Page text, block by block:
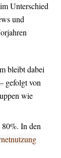
Unterschied
und
bleibt dabei
gefolgt von
wie
In den